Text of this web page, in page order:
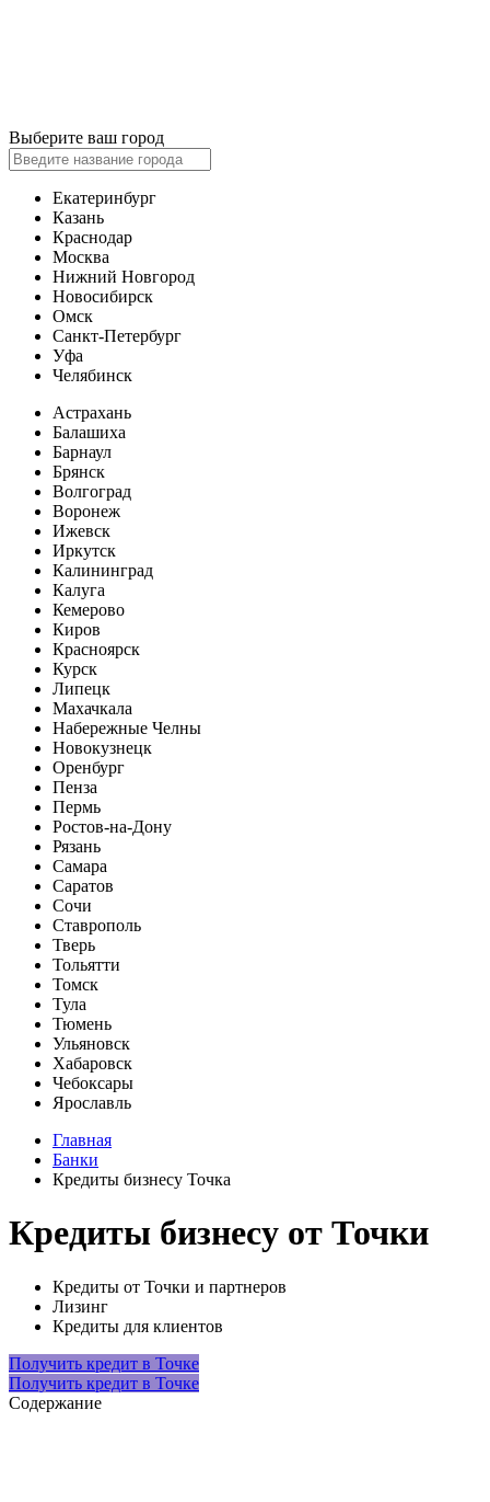
Выберите ваш город
Екатеринбург
Казань
Краснодар
Москва
Нижний Новгород
Новосибирск
Омск
Санкт-Петербург
Уфа
Челябинск
Астрахань
Балашиха
Барнаул
Брянск
Волгоград
Воронеж
Ижевск
Иркутск
Калининград
Калуга
Кемерово
Киров
Красноярск
Курск
Липецк
Махачкала
Набережные Челны
Новокузнецк
Оренбург
Пенза
Пермь
Ростов-на-Дону
Рязань
Самара
Саратов
Сочи
Ставрополь
Тверь
Тольятти
Томск
Тула
Тюмень
Ульяновск
Хабаровск
Чебоксары
Ярославль
Главная
Банки
Кредиты бизнесу Точка
Кредиты бизнесу от Точки
Кредиты от Точки и партнеров
Лизинг
Кредиты для клиентов
Получить кредит в Точке
Получить кредит в Точке
Содержание